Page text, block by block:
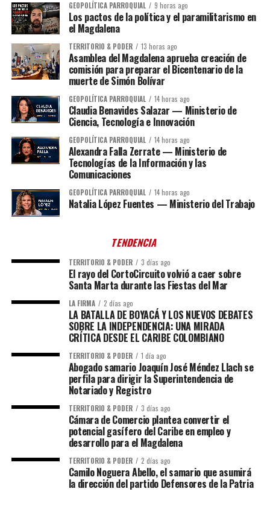
GEOPOLÍTICA PARROQUIAL 9 horas ago
Los pactos de la política y el paramilitarismo en
el Magdalena
TERRITORIO & PODER 13 horas ago
Asamblea del Magdalena aprueba creación de
comisión para preparar el Bicentenario de la
muerte de Simón Bolívar
GEOPOLÍTICA PARROQUIAL 14 horas ago
Claudia Benavides Salazar — Ministerio de
Ciencia, Tecnología e Innovación
GEOPOLÍTICA PARROQUIAL 14 horas ago
Alexandra Falla Zerrate — Ministerio de
Tecnologías de la Información y las
Comunicaciones
GEOPOLÍTICA PARROQUIAL 14 horas ago
Natalia López Fuentes — Ministerio del Trabajo
TENDENCIA
TERRITORIO & PODER 3 días ago
El rayo del CortoCircuito volvió a caer sobre
Santa Marta durante las Fiestas del Mar
LA FIRMA 2 días ago
LA BATALLA DE BOYACÁ Y LOS NUEVOS DEBATES
SOBRE LA INDEPENDENCIA: UNA MIRADA
CRÍTICA DESDE EL CARIBE COLOMBIANO
TERRITORIO & PODER 1 día ago
Abogado samario Joaquín José Méndez Llach se
perfila para dirigir la Superintendencia de
Notariado y Registro
TERRITORIO & PODER 3 días ago
Cámara de Comercio plantea convertir el
potencial gasífero del Caribe en empleo y
desarrollo para el Magdalena
TERRITORIO & PODER 2 días ago
Camilo Noguera Abello, el samario que asumirá
la dirección del partido Defensores de la Patria